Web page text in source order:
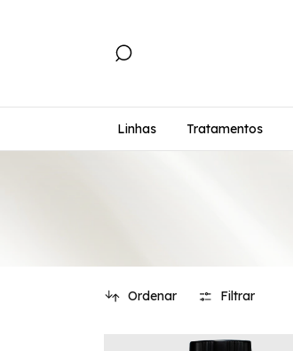
Linhas Tratamentos
Ordenar Filtrar